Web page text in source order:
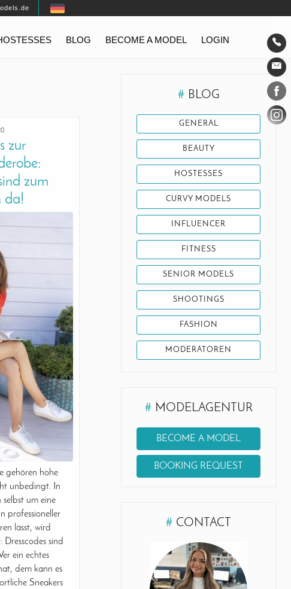
BLOG BECOME A MODEL LOGIN
zur
zum
da!
gehören hohe
unbedingt. In
um eine
professioneller
lässt, wird
Dresscodes sind
ein echtes
dem kann es
Sneakers
# BLOG
GENERAL
BEAUTY
HOSTESSES
CURVY MODELS
INFLUENCER
FITNESS
SENIOR MODELS
SHOOTINGS
FASHION
MODERATOREN
# MODELAGENTUR
BECOME A MODEL
BOOKING REQUEST
# CONTACT